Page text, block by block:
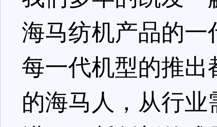
海马纺机产品的
每一代机型的推
的海马人，从行